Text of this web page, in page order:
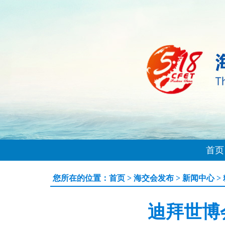
首页
您所在的位置： 首页 > 海交会发布 > 新闻中心>
迪拜世